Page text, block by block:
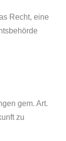
Recht, eine
gem. Art.
zu